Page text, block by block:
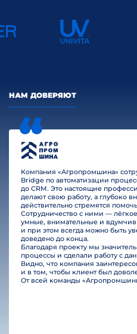
НАМ ДОВЕРЯЮТ
Компания «Агропромшина»
Bridge по автоматизации
до CRM. Это настоящие
делают свою работу, а глубоко
действительно стремятся
Сотрудничество с ними —
умные, внимательные и
и при этом всегда можно быть
доведено до конца.
Благодаря проекту мы
процессы и сделали работу с
Видно, что компания
и в том, чтобы клиент был